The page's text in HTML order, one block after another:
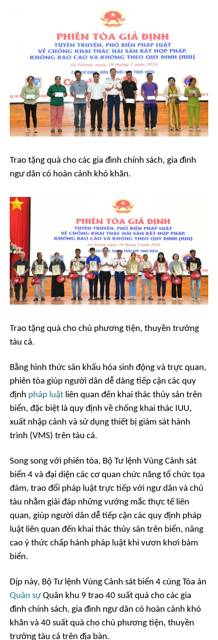
Trao tặng quà cho các gia đình chính sách, gia đình
ngư dân có hoàn cảnh khó khăn.
Trao tặng quà cho chủ phương tiện, thuyền trưởng
tàu cá.
Bằng hình thức sân khấu hóa sinh động và trực quan,
phiên tòa giúp người dân dễ dàng tiếp cận các quy
định pháp luật liên quan đến khai thác thủy sản trên
biển, đặc biệt là quy định về chống khai thác IUU,
xuất nhập cảnh và sử dụng thiết bị giám sát hành
trình (VMS) trên tàu cá.
Song song với phiên tòa, Bộ Tư lệnh Vùng Cảnh sát
biển 4 và đại diện các cơ quan chức năng tổ chức tọa
đàm, trao đổi pháp luật trực tiếp với ngư dân và chủ
tàu nhằm giải đáp những vướng mắc thực tế liên
quan, giúp người dân dễ tiếp cận các quy định pháp
luật liên quan đến khai thác thủy sản trên biển, nâng
cao ý thức chấp hành pháp luật khi vươn khơi bám
biển.
Dịp này, Bộ Tư lệnh Vùng Cảnh sát biển 4 cùng Tòa án
Quân sựQuân khu 9 trao 40 suất quà cho các gia
đình chính sách, gia đình ngư dân có hoàn cảnh khó
khăn và 40 suất quà cho chủ phương tiện, thuyền
trưởng tàu cá trên địa bàn.